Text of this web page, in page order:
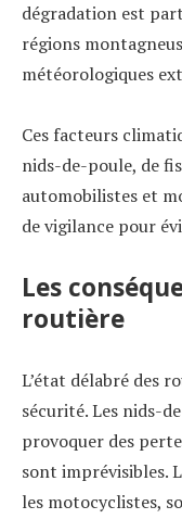
dégradation est
régions
météorologiques
Ces facteurs
nids-de-poule, de
automobilistes et
de vigilance pour
Les
routière
L’état délabré des
sécurité. Les nids-
provoquer des
sont imprévisibles.
les motocyclistes,